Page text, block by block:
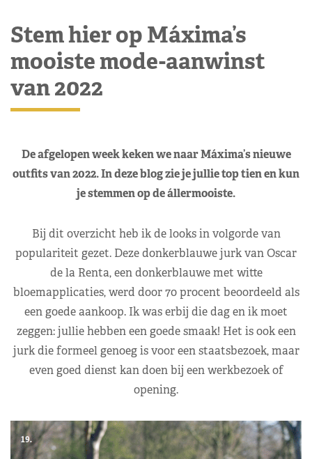
Stem hier op Máxima’s
mooiste mode-aanwinst
van 2022
De afgelopen week keken we naar Máxima’s nieuwe
outfits van 2022. In deze blog zie je jullie top tien en kun
je stemmen op de állermooiste.
Bij dit overzicht heb ik de looks in volgorde van
populariteit gezet. Deze donkerblauwe jurk van Oscar
de la Renta, een donkerblauwe met witte
bloemapplicaties, werd door 70 procent beoordeeld als
een goede aankoop. Ik was erbij die dag en ik moet
zeggen: jullie hebben een goede smaak! Het is ook een
jurk die formeel genoeg is voor een staatsbezoek, maar
even goed dienst kan doen bij een werkbezoek of
opening.